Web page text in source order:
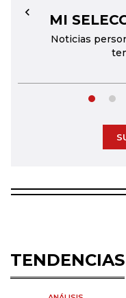
MI
Noticias
←
TENDENCIAS